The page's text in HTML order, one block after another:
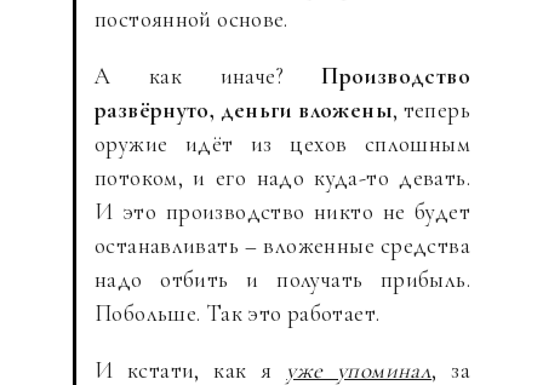
постоянной основе.
А как иначе?Производство
развёрнуто, деньги вложены, теперь
оружие идёт из цехов сплошным
потоком, и его надо куда-то девать.
И это производство никто не будет
останавливать – вложенные средства
надо отбить и получать прибыль.
Побольше. Так это работает.
И кстати, как я уже упоминал, за